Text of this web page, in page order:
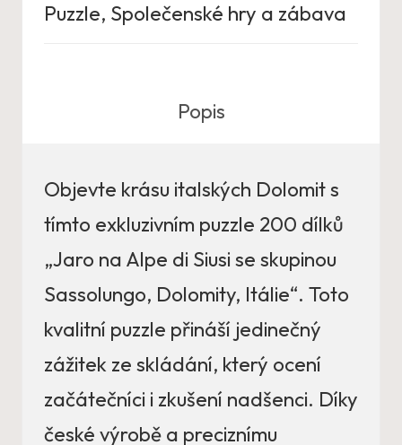
Puzzle, Společenské hry a zábava
Popis
Objevte krásu italských Dolomit s
tímto exkluzivním puzzle 200 dílků
„Jaro na Alpe di Siusi se skupinou
Sassolungo, Dolomity, Itálie“. Toto
kvalitní puzzle přináší jedinečný
zážitek ze skládání, který ocení
začátečníci i zkušení nadšenci. Díky
české výrobě a preciznímu